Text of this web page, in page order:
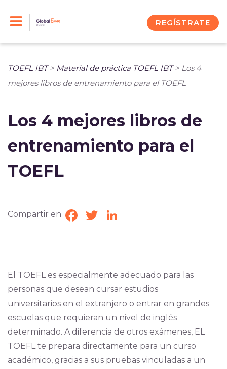
REGÍSTRATE
TOEFL IBT> Material de práctica TOEFL IBT> Los 4
mejores libros de entrenamiento para el TOEFL
Los 4 mejores libros de
entrenamiento para el
TOEFL
Compartir en Facebook
TwitterLinkedIn
El TOEFL es especialmente adecuado para las
personas que desean cursar estudios
universitarios en el extranjero o entrar en grandes
escuelas que requieran un nivel de inglés
determinado. A diferencia de otros exámenes, EL
TOEFL te prepara directamente para un curso
académico, gracias a sus pruebas vinculadas a un